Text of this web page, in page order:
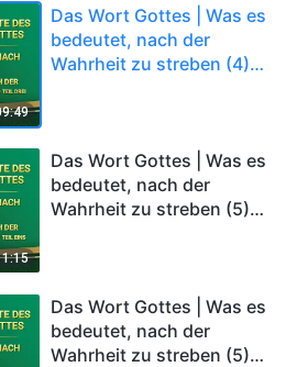
Das Wort Gottes | Was es
bedeutet, nach der
Wahrheit zu streben (4)
Das Wort Gottes | Was es
bedeutet, nach der
Wahrheit zu streben (5)
Das Wort Gottes | Was es
bedeutet, nach der
Wahrheit zu streben (5)